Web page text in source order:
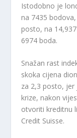
Istodobno je
na 7435
posto, na
6974 boda.
Snažan rast
skoka cijena
za 2,3 posto, jer
krize, nakon
otvoriti kreditnu
Credit Suisse.